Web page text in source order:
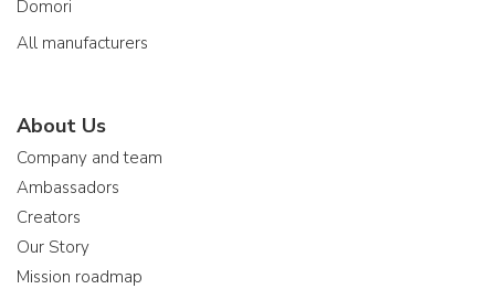
Domori
All manufacturers
About Us
Company and team
Ambassadors
Creators
Our Story
Mission roadmap